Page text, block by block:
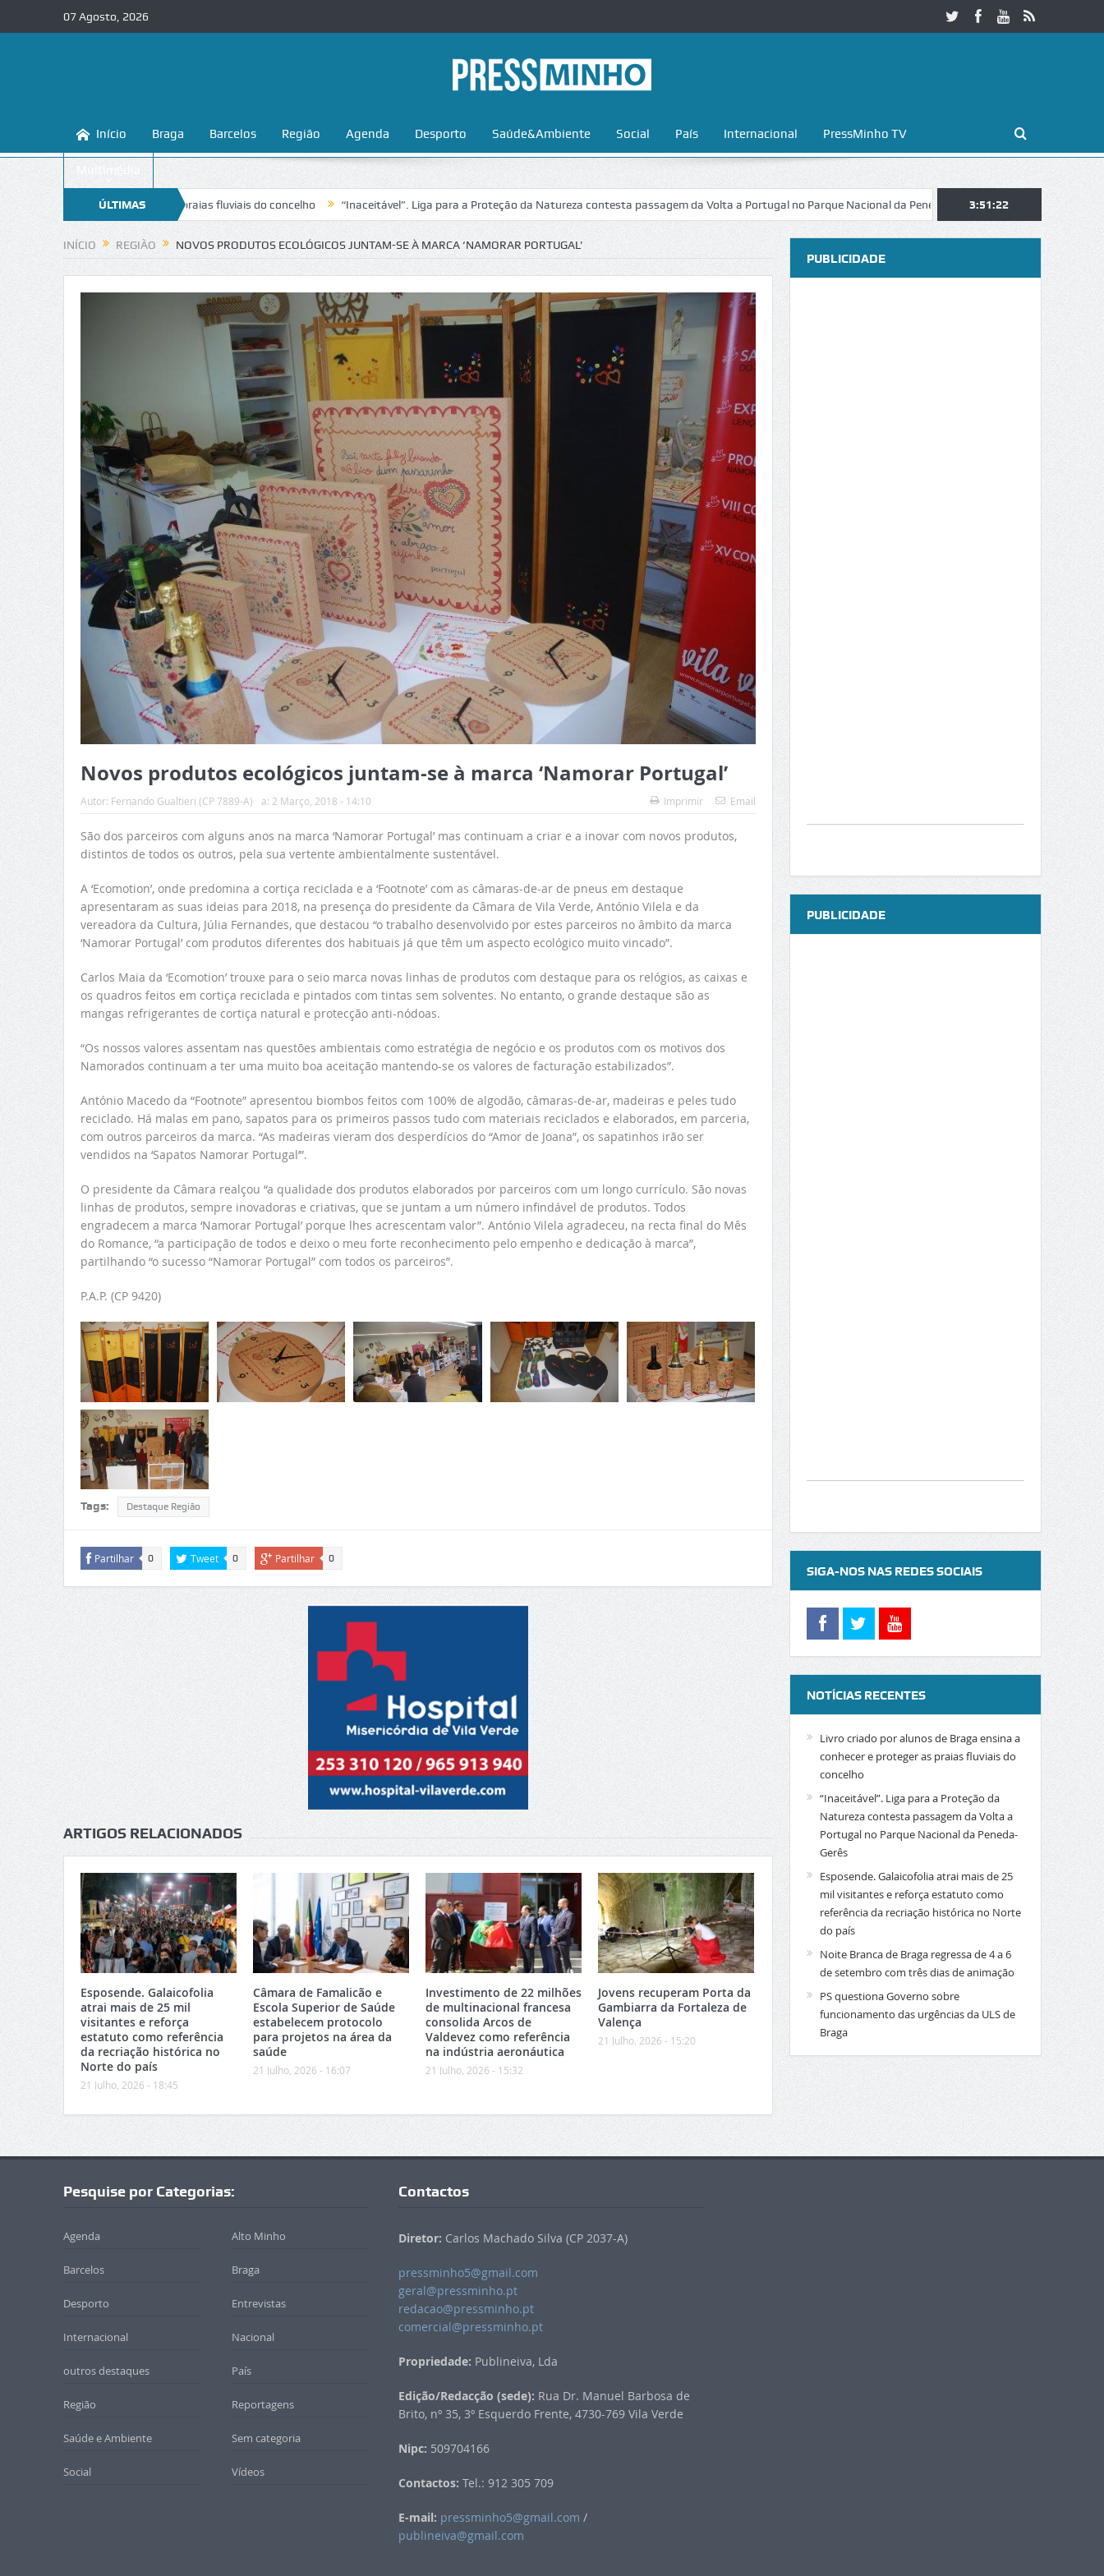
07 Agosto, 2026
Início Braga Barcelos Região Agenda Desporto Saúde&Ambiente Social País Internacional PressMinho TV
Multimédia
ÚLTIMAS
NOTÍCIAS
e proteger as praias fluviais do concelho “Inaceitável”. Liga para a Proteção da Natureza contesta passagem da Volta a Portugal no Parque Nacional da Peneda-Gerês Esposende. Galaicofolia
3:51:23
INÍCIO REGIÃO NOVOS PRODUTOS ECOLÓGICOS JUNTAM-SE À MARCA ‘NAMORAR PORTUGAL’
Novos produtos ecológicos juntam-se à marca ‘Namorar Portugal’
Autor: Fernando Gualtieri (CP 7889-A) a: 2 Março, 2018 - 14:10 Imprimir Email
São dos parceiros com alguns anos na marca ‘Namorar Portugal’ mas continuam a criar e a inovar com novos produtos,
distintos de todos os outros, pela sua vertente ambientalmente sustentável.
A ‘Ecomotion’, onde predomina a cortiça reciclada e a ‘Footnote’ com as câmaras-de-ar de pneus em destaque
apresentaram as suas ideias para 2018, na presença do presidente da Câmara de Vila Verde, António Vilela e da
vereadora da Cultura, Júlia Fernandes, que destacou “o trabalho desenvolvido por estes parceiros no âmbito da marca
‘Namorar Portugal’ com produtos diferentes dos habituais já que têm um aspecto ecológico muito vincado”.
Carlos Maia da ‘Ecomotion’ trouxe para o seio marca novas linhas de produtos com destaque para os relógios, as caixas e
os quadros feitos em cortiça reciclada e pintados com tintas sem solventes. No entanto, o grande destaque são as
mangas refrigerantes de cortiça natural e protecção anti-nódoas.
“Os nossos valores assentam nas questões ambientais como estratégia de negócio e os produtos com os motivos dos
Namorados continuam a ter uma muito boa aceitação mantendo-se os valores de facturação estabilizados”.
António Macedo da “Footnote” apresentou biombos feitos com 100% de algodão, câmaras-de-ar, madeiras e peles tudo
reciclado. Há malas em pano, sapatos para os primeiros passos tudo com materiais reciclados e elaborados, em parceria,
com outros parceiros da marca. “As madeiras vieram dos desperdícios do “Amor de Joana”, os sapatinhos irão ser
vendidos na ‘Sapatos Namorar Portugal’”.
O presidente da Câmara realçou “a qualidade dos produtos elaborados por parceiros com um longo currículo. São novas
linhas de produtos, sempre inovadoras e criativas, que se juntam a um número infindável de produtos. Todos
engradecem a marca ‘Namorar Portugal’ porque lhes acrescentam valor”. António Vilela agradeceu, na recta final do Mês
do Romance, “a participação de todos e deixo o meu forte reconhecimento pelo empenho e dedicação à marca”,
partilhando “o sucesso “Namorar Portugal” com todos os parceiros”.
P.A.P. (CP 9420)
Tags: Destaque Região
Partilhar 0 Tweet 0 Partilhar 0
ARTIGOS RELACIONADOS
Esposende. Galaicofolia
atrai mais de 25 mil
visitantes e reforça
estatuto como referência
da recriação histórica no
Norte do país
21 Julho, 2026 - 18:45
Câmara de Famalicão e
Escola Superior de Saúde
estabelecem protocolo
para projetos na área da
saúde
21 Julho, 2026 - 16:07
Investimento de 22 milhões
de multinacional francesa
consolida Arcos de
Valdevez como referência
na indústria aeronáutica
21 Julho, 2026 - 15:32
Jovens recuperam Porta da
Gambiarra da Fortaleza de
Valença
21 Julho, 2026 - 15:20
PUBLICIDADE
PUBLICIDADE
SIGA-NOS NAS REDES SOCIAIS
NOTÍCIAS RECENTES
Livro criado por alunos de Braga ensina a
conhecer e proteger as praias fluviais do
concelho
“Inaceitável”. Liga para a Proteção da
Natureza contesta passagem da Volta a
Portugal no Parque Nacional da Peneda-
Gerês
Esposende. Galaicofolia atrai mais de 25
mil visitantes e reforça estatuto como
referência da recriação histórica no Norte
do país
Noite Branca de Braga regressa de 4 a 6
de setembro com três dias de animação
PS questiona Governo sobre
funcionamento das urgências da ULS de
Braga
Pesquise por Categorias:
Agenda Alto Minho
Barcelos Braga
Desporto Entrevistas
Internacional Nacional
outros destaques País
Região Reportagens
Saúde e Ambiente Sem categoria
Social Vídeos
Contactos
Diretor: Carlos Machado Silva (CP 2037-A)
pressminho5@gmail.com
geral@pressminho.pt
redacao@pressminho.pt
comercial@pressminho.pt
Propriedade: Publineiva, Lda
Edição/Redacção (sede): Rua Dr. Manuel Barbosa de
Brito, nº 35, 3º Esquerdo Frente, 4730-769 Vila Verde
Nipc: 509704166
Contactos: Tel.: 912 305 709
E-mail: pressminho5@gmail.com /
publineiva@gmail.com